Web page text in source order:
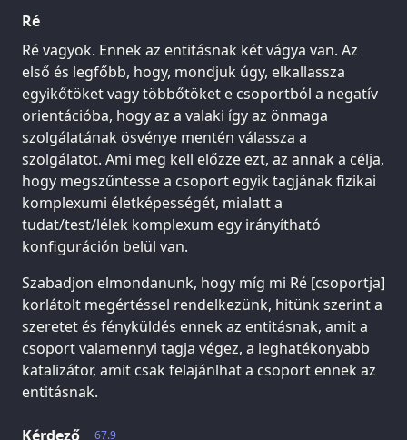
Ré
Ré vagyok. Ennek az entitásnak két vágya van. Az
első és legfőbb, hogy, mondjuk úgy, elkallassza
egyikőtöket vagy többőtöket e csoportból a negatív
orientációba, hogy az a valaki így az önmaga
szolgálatának ösvénye mentén válassza a
szolgálatot. Ami meg kell előzze ezt, az annak a célja,
hogy megszűntesse a csoport egyik tagjának fizikai
komplexumi életképességét, mialatt a
tudat/test/lélek komplexum egy irányítható
konfiguráción belül van.
Szabadjon elmondanunk, hogy míg mi Ré [csoportja]
korlátolt megértéssel rendelkezünk, hitünk szerint a
szeretet és fényküldés ennek az entitásnak, amit a
csoport valamennyi tagja végez, a leghatékonyabb
katalizátor, amit csak felajánlhat a csoport ennek az
entitásnak.
67.9
Kérdező